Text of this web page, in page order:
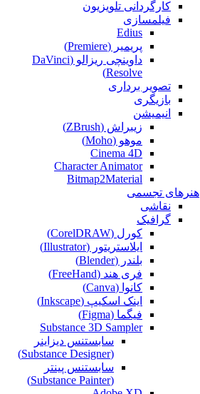
کارگردانی تلویزیون
فیلمسازی
Edius
پریمیر (Premiere)
داوینچی ریزالو (DaVinci
Resolve)
تصویر برداری
بازیگری
انیمیشن
زیبراش (ZBrush)
موهو (Moho)
Cinema 4D
Character Animator
Bitmap2Material
هنرهای تجسمی
نقاشی‌
گرافیک
کورل (CorelDRAW)
ایلاستریتور (Illustrator)
بلندر (Blender)
فری هند (FreeHand)
کانوا (Canva)
اینک اسکیپ (Inkscape)
فیگما (Figma‎)
Substance 3D Sampler
سابستنس دیزاینر
(Substance Designer)
سابستنس پینتر
(Substance Painter)